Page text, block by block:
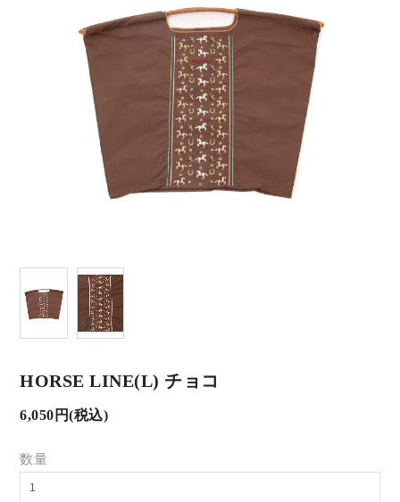
HORSE LINE(L) チョコ
6,050円(税込)
数量